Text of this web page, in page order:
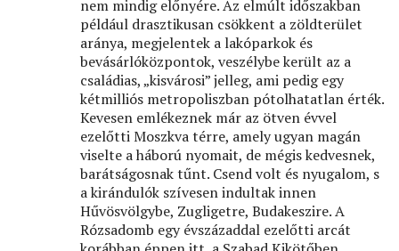
nem mindig előnyére. Az elmúlt időszakban
például drasztikusan csökkent a zöldterület
aránya, megjelentek a lakóparkok és
bevásárlóközpontok, veszélybe került az a
családias, „kisvárosi” jelleg, ami pedig egy
kétmilliós metropoliszban pótolhatatlan érték.
Kevesen emlékeznek már az ötven évvel
ezelőtti Moszkva térre, amely ugyan magán
viselte a háború nyomait, de mégis kedvesnek,
barátságosnak tűnt. Csend volt és nyugalom, s
a kirándulók szívesen indultak innen
Hűvösvölgybe, Zugligetre, Budakeszire. A
Rózsadomb egy évszázaddal ezelőtti arcát